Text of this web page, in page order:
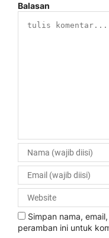
Balasan
Simpan nama,
peramban ini untuk